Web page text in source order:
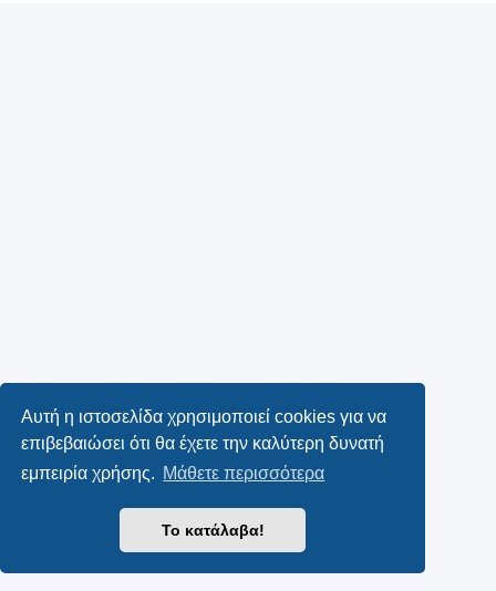
Αυτή η ιστοσελίδα χρησιμοποιεί cookies για να
επιβεβαιώσει ότι θα έχετε την καλύτερη δυνατή
εμπειρία χρήσης. Μάθετε περισσότερα
Το κατάλαβα!